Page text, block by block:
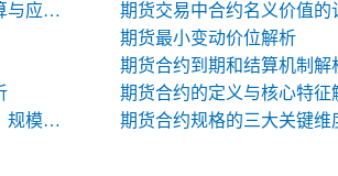
期货交易中合约名义价值的计算与应用解析
期货合约规格的三大关键维度：规模、交割与标准化
期货最小变动价位解析
期货合约到期和结算机制解
期货合约的定义与核心特征